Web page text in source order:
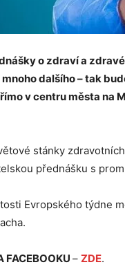
o zdraví a
dalšího – tak
v centru města na
stánky
přednášku s
Evropského týdne
FACEBOOKU – ZDE.